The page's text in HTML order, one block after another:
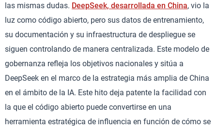
las mismas dudas. DeepSeek, desarrollada en China, vio la
luz como código abierto, pero sus datos de entrenamiento,
su documentación y su infraestructura de despliegue se
siguen controlando de manera centralizada. Este modelo de
gobernanza refleja los objetivos nacionales y sitúa a
DeepSeek en el marco de la estrategia más amplia de China
en el ámbito de la IA. Este hito deja patente la facilidad con
la que el código abierto puede convertirse en una
herramienta estratégica de influencia en función de cómo se